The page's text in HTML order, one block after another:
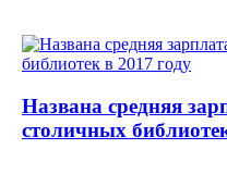
Названа средняя
столичных